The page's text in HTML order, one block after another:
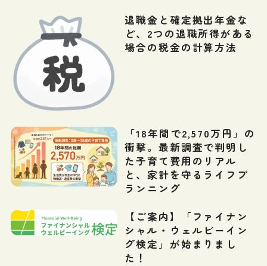
退職金と確定拠出年金な
ど、2つの退職所得がある
場合の税金の計算方法
「18年間で2,570万円」の
衝撃。最新調査で判明し
た子育て費用のリアル
と、家計を守るライフプ
ランニング
【ご案内】「ファイナン
シャル・ウェルビーイン
グ検定」が始まりまし
た！